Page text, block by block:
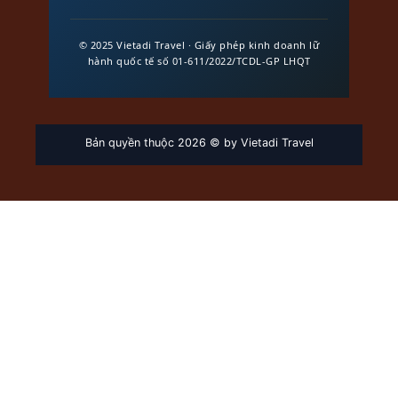
© 2025 Vietadi Travel · Giấy phép kinh doanh lữ
hành quốc tế số 01-611/2022/TCDL-GP LHQT
Bản quyền thuộc 2026 © by Vietadi Travel